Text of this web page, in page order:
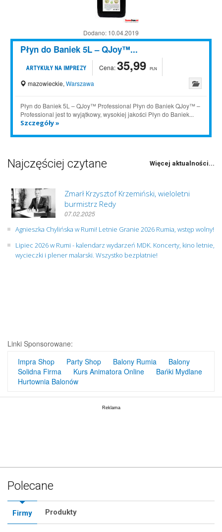
Dodano: 10.04.2019
Płyn do Baniek 5L – QJoy™...
ARTYKUŁY NA IMPREZY Cena:35,99 PLN
mazowieckie, Warszawa
Płyn do Baniek 5L – QJoy™ Professional Płyn do Baniek QJoy™ –
Professional jest to wyjątkowy, wysokiej jakości Płyn do Baniek...
Szczegóły »
Najczęściej czytane Więcej aktualności...
Zmarł Krzysztof Krzemiński, wieloletni
burmistrz Redy
07.02.2025
Agnieszka Chylińska w Rumi! Letnie Granie 2026 Rumia, wstęp wolny!
Lipiec 2026 w Rumi - kalendarz wydarzeń MDK. Koncerty, kino letnie,
wycieczki i plener malarski. Wszystko bezpłatnie!
Linki Sponsorowane:
Impra Shop
Party Shop Balony Rumia
Balony
Solidna Firma
Kurs Animatora Online
Bańki Mydlane
Hurtownia Balonów
Polecane
Firmy Produkty